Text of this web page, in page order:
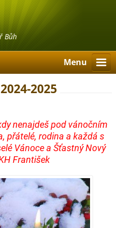
Bůh
Menu
2025
nenajdeš pod vánočním
přátelé, rodina a každá s
Vánoce a Šťastný Nový
František